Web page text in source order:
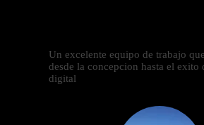
Un excelente equipo de trabajo
desde la concepcion hasta el exito
digital